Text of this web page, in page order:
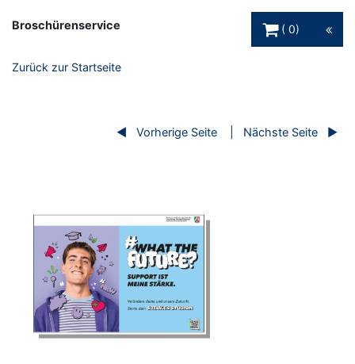
Broschürenservice
0
Zurück zur Startseite
Vorherige Seite Nächste Seite